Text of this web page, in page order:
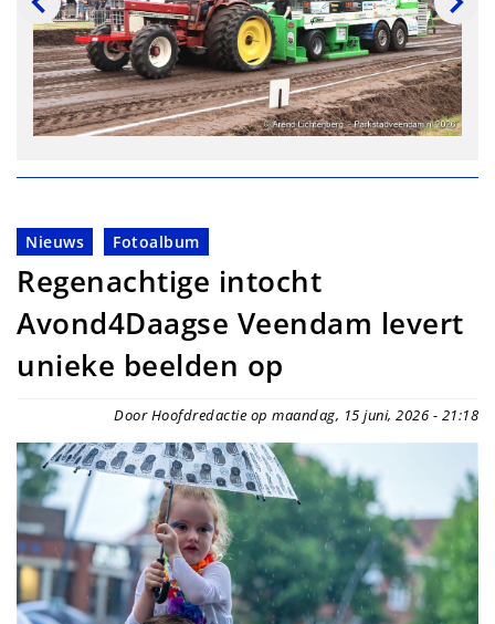
Nieuws Fotoalbum
Regenachtige intocht
Avond4Daagse Veendam levert
unieke beelden op
Door Hoofdredactie op maandag, 15 juni, 2026 - 21:18